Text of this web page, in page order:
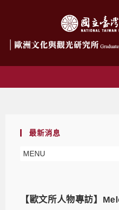
最新消息
MENU
【歐文所人物專訪】